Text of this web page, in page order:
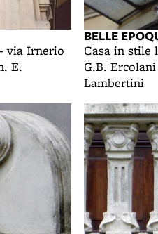
via Irnerio
E.
BELLE
Casa in stile
G.B.
Lambertini